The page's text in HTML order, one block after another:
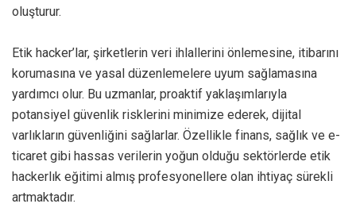
oluşturur.
Etik hacker’lar, şirketlerin veri ihlallerini önlemesine, itibarını
korumasına ve yasal düzenlemelere uyum sağlamasına
yardımcı olur. Bu uzmanlar, proaktif yaklaşımlarıyla
potansiyel güvenlik risklerini minimize ederek, dijital
varlıkların güvenliğini sağlarlar. Özellikle finans, sağlık ve e-
ticaret gibi hassas verilerin yoğun olduğu sektörlerde etik
hackerlık eğitimi almış profesyonellere olan ihtiyaç sürekli
artmaktadır.